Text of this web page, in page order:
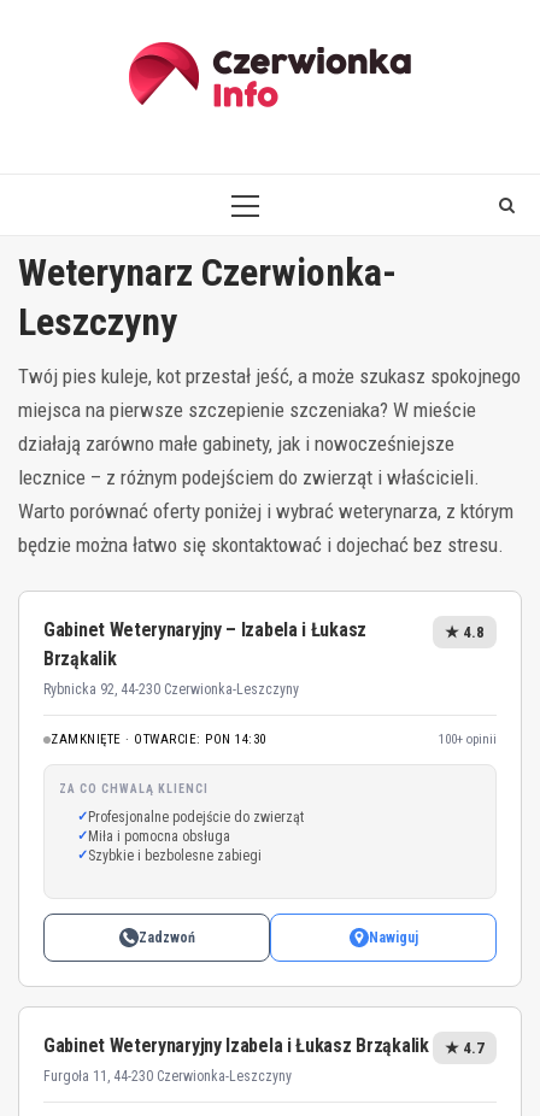
PRIMARY
Weterynarz Czerwionka-
Leszczyny
Twój pies kuleje, kot przestał jeść, a może szukasz spokojnego
miejsca na pierwsze szczepienie szczeniaka? W mieście
działają zarówno małe gabinety, jak i nowocześniejsze
lecznice – z różnym podejściem do zwierząt i właścicieli.
Warto porównać oferty poniżej i wybrać weterynarza, z którym
będzie można łatwo się skontaktować i dojechać bez stresu.
Gabinet Weterynaryjny – Izabela i Łukasz
Brząkalik
Rybnicka 92, 44-230 Czerwionka-Leszczyny
★ 4.8
ZAMKNIĘTE · OTWARCIE: PON 14:30 100+ opinii
ZA CO CHWALĄ KLIENCI
Profesjonalne podejście do zwierząt
Miła i pomocna obsługa
Szybkie i bezbolesne zabiegi
Zadzwoń Nawiguj
Gabinet Weterynaryjny Izabela i Łukasz Brząkalik
Furgoła 11, 44-230 Czerwionka-Leszczyny
★ 4.7